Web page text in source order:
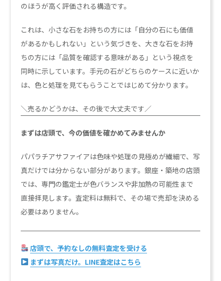
のほうが高く評価される構造です。
これは、小さな石をお持ちの方には「自分の石にも価値
があるかもしれない」という気づきを、大きな石をお持
ちの方には「品質を確認する意味がある」という視点を
同時に示しています。手元の石がどちらのケースに近いか
は、色と処理を見てもらうことではじめて分かります。
＼売るかどうかは、その後で大丈夫です／
まずは店頭で、今の価値を確かめてみませんか
パパラチアサファイアは色味や処理の見極めが繊細で、写
真だけでは分からない部分があります。銀座・築地の店頭
では、専門の鑑定士が色バランスや非加熱の可能性まで
直接拝見します。査定料は無料で、その場で売却を決める
必要はありません。
店頭で、予約なしの無料査定を受ける
まずは写真だけ。LINE査定はこちら